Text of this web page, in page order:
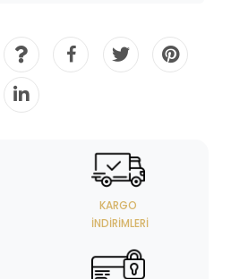
KARGO
İNDIRIMLERI